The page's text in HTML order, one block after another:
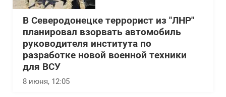
В Северодонецке террорист из "ЛНР"
планировал взорвать автомобиль
руководителя института по
разработке новой военной техники
для ВСУ
8 июня, 12:05